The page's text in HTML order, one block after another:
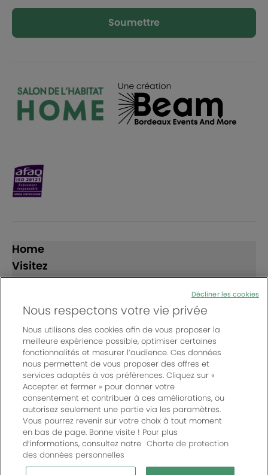
Soumettre
Home
Visitez
Exposez
Suivez-nous
© Bordeaux Events And More | Rue Jean Samazeuilh - CS
20088 - 33070 Bordeaux cedex - France
Un événement organisé par Bordeaux Events And More
Charte de protection des données personnelles
Règlement général des manifestations
Mentions légales|Paramètres des cookies
Nous respectons votre vie privée
Nous utilisons des cookies afin de vous proposer la
meilleure expérience possible, optimiser certaines
fonctionnalités et mesurer l’audience. Ces données
nous permettent de vous proposer des offres et
services adaptés à vos préférences. Cliquez sur «
Accepter et fermer » pour donner votre
consentement et contribuer à ces améliorations, ou
autorisez seulement une partie via les paramètres.
Vous pourrez revenir sur votre choix à tout moment
en bas de page. Bonne visite ! Pour plus
d’informations, consultez notre Charte de protection
des données personnelles
Décliner les cookies